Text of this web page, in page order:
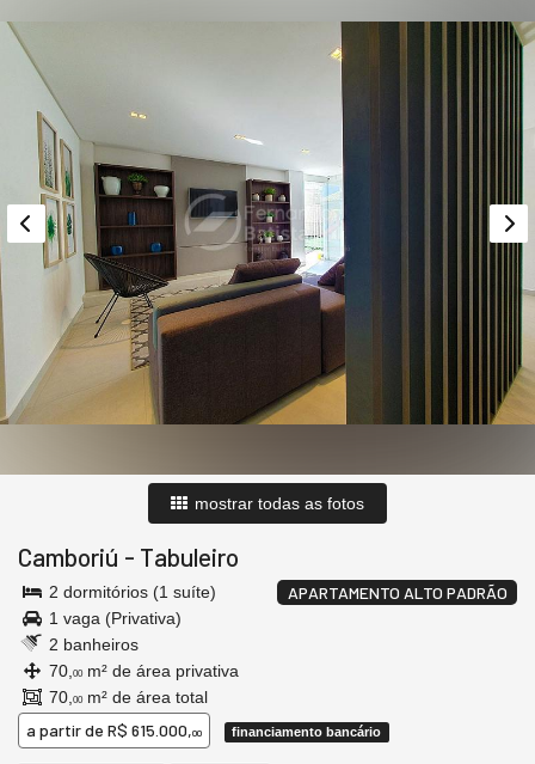
mostrar todas as fotos
Camboriú - Tabuleiro
APARTAMENTO ALTO PADRÃO
2 dormitórios (1 suíte)
1 vaga (Privativa)
2 banheiros
70, 00 m² de área privativa
70, 00 m² de área total
a partir de R$ 615.000,00 financiamento bancário